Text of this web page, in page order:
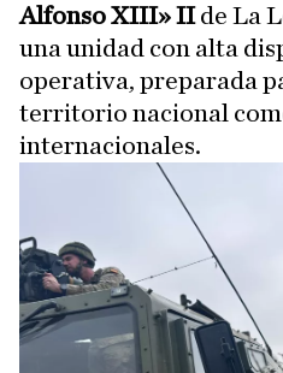
Alfonso XIII» IIde La
una unidad con alta
operativa, preparada
territorio nacional
internacionales.